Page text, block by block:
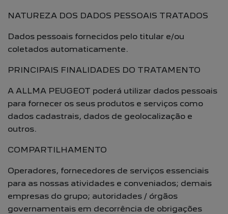
NATUREZA DOS DADOS PESSOAIS TRATADOS
Dados pessoais fornecidos pelo titular e/ou
coletados automaticamente.
PRINCIPAIS FINALIDADES DO TRATAMENTO
A ALLMA PEUGEOT poderá utilizar dados pessoais
para fornecer os seus produtos e serviços como
dados cadastrais, dados de geolocalização e
outros.
COMPARTILHAMENTO
Operadores, fornecedores de serviços essenciais
para as nossas atividades e conveniados; demais
empresas do grupo; autoridades / órgãos
governamentais em decorrência de obrigações